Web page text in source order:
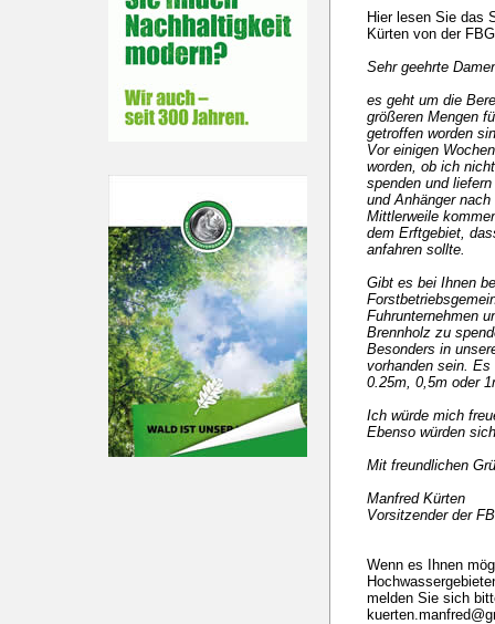
Hier lesen Sie das
Kürten von der
Sehr geehrte
es geht um die
größeren Mengen
getroffen worden
Vor einigen
worden, ob ich
spenden und
und Anhänger
Mittlerweile
dem Erftgebiet,
anfahren sollte.
Gibt es bei Ihnen
Fuhrunternehmen
Brennholz zu
Besonders in
vorhanden sein.
0.25m, 0,5m oder
Ich würde mich
Ebenso würden
Mit freundlichen
Manfred Kürten
Vorsitzender der
Wenn es Ihnen
melden Sie sich